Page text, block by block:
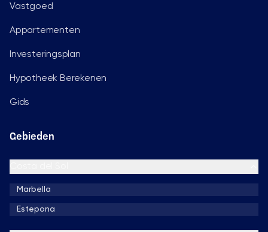
Vastgoed
Appartementen
Investeringsplan
Hypotheek Berekenen
Gids
Gebieden
Marbella
Estepona